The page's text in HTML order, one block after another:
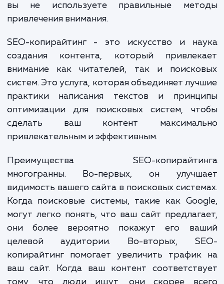
отсутствием конверсии, несмотря на
бесконечных глубинах результатов поиска,
вы не используете правильные
SEO-копирайтинг - это искусство и
создания контента, который
внимание как читателей, так и
практики написания текстов и
оптимизации для поисковых систем,
сделать ваш контент
привлекательным и эффективным.
Преимущества SEO-
многогранны. Во-первых, он
видимость вашего сайта в поисковых
Когда поисковые системы, такие как